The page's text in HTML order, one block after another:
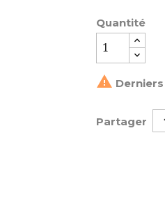
Quantité

Partager